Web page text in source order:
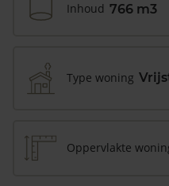
Inhoud 766 m3
Type woning
Oppervlakte